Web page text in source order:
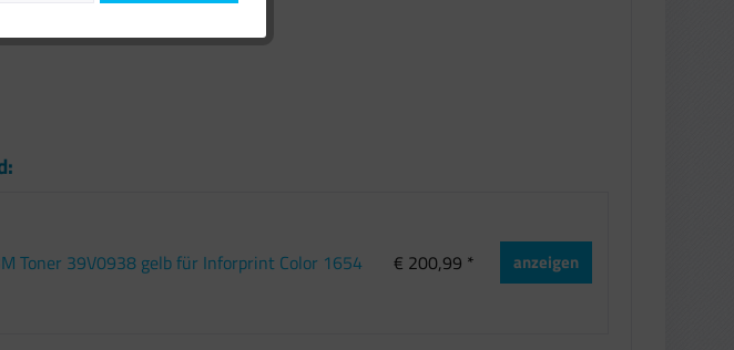
Toner 39V0938 gelb für Inforprint Color 1654 € 200,99 * anzeigen